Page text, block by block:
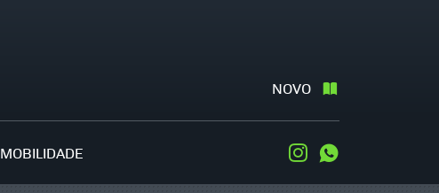
NOVO
MOBILIDADE Instagram